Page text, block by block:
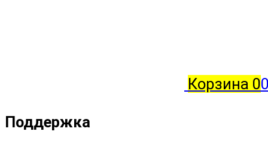
Корзина 0
Поддержка